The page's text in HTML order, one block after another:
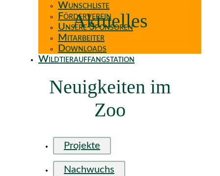
Wunschliste
Förderverein
Unsere Sponsoren
Mitarbeiter
Downloads
Wildtierauffangstation
Aktuelles
Neuigkeiten im
Zoo
Projekte
Nachwuchs